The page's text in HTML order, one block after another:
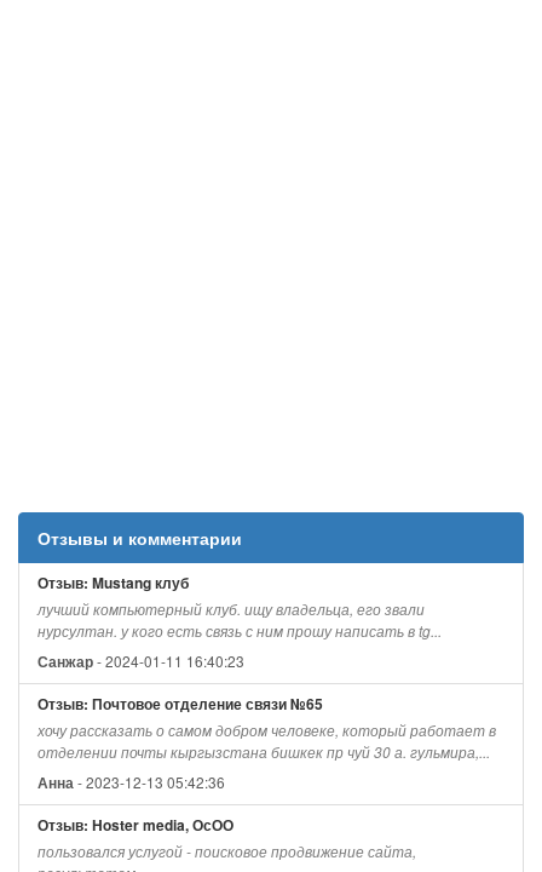
Отзывы и комментарии
Отзыв: Mustang клуб
лучший компьютерный клуб. ищу владельца, его звали
нурсултан. у кого есть связь с ним прошу написать в tg...
Санжар- 2024-01-11 16:40:23
Отзыв: Почтовое отделение связи №65
хочу рассказать о самом добром человеке, который работает в
отделении почты кыргызстана бишкек пр чуй 30 а. гульмира,...
Анна- 2023-12-13 05:42:36
Отзыв: Hoster media, ОсОО
пользовался услугой - поисковое продвижение сайта,